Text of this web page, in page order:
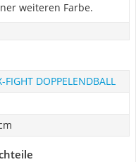
weiteren Farbe.
FIGHT DOPPELENDBALL